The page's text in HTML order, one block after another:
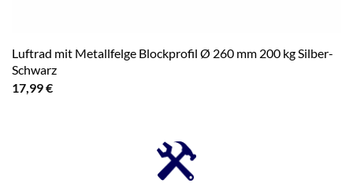
Luftrad mit Metallfelge Blockprofil Ø 260 mm 200 kg Silber-
Schwarz
17,99€